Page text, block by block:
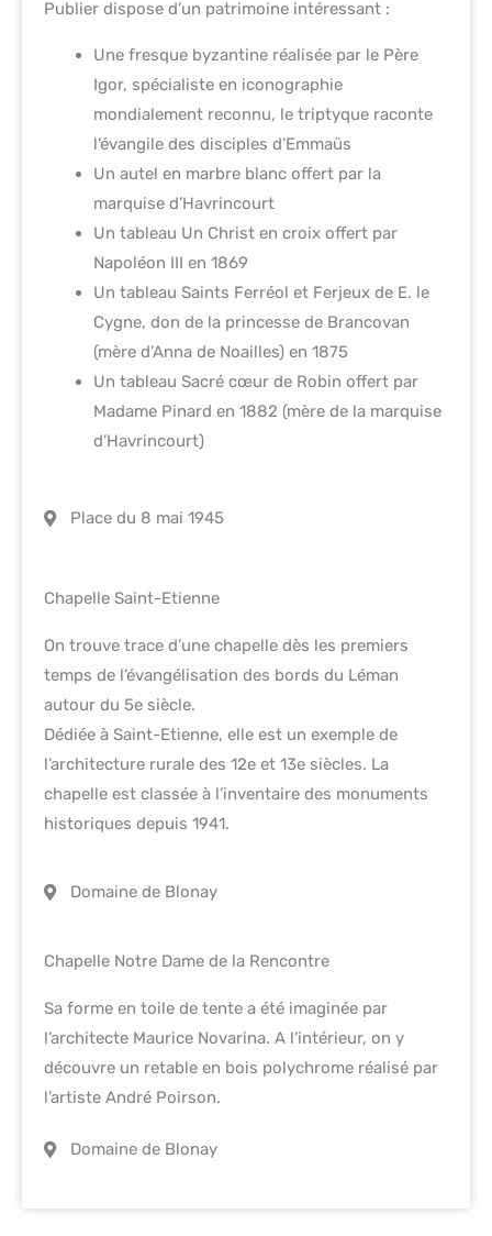
Publier dispose d’un patrimoine intéressant :
Une fresque byzantine réalisée par le Père
Igor, spécialiste en iconographie
mondialement reconnu, le triptyque raconte
l’évangile des disciples d’Emmaüs
Un autel en marbre blanc offert par la
marquise d’Havrincourt
Un tableau Un Christ en croix offert par
Napoléon III en 1869
Un tableau Saints Ferréol et Ferjeux de E. le
Cygne, don de la princesse de Brancovan
(mère d’Anna de Noailles) en 1875
Un tableau Sacré cœur de Robin offert par
Madame Pinard en 1882 (mère de la marquise
d’Havrincourt)
Place du 8 mai 1945
Chapelle Saint-Etienne
On trouve trace d’une chapelle dès les premiers
temps de l’évangélisation des bords du Léman
autour du 5e siècle.
Dédiée à Saint-Etienne, elle est un exemple de
l’architecture rurale des 12e et 13e siècles. La
chapelle est classée à l’inventaire des monuments
historiques depuis 1941.
Domaine de Blonay
Chapelle Notre Dame de la Rencontre
Sa forme en toile de tente a été imaginée par
l’architecte Maurice Novarina. A l’intérieur, on y
découvre un retable en bois polychrome réalisé par
l’artiste André Poirson.
Domaine de Blonay